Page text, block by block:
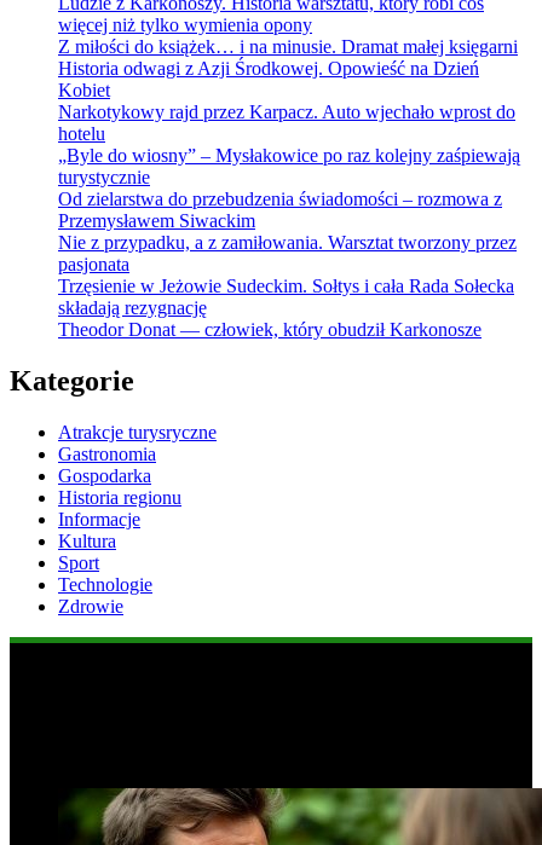
więcej niż tylko wymienia opony
Z miłości do książek… i na minusie. Dramat małej księgarni
Historia odwagi z Azji Środkowej. Opowieść na Dzień
Kobiet
Narkotykowy rajd przez Karpacz. Auto wjechało wprost do
hotelu
„Byle do wiosny” – Mysłakowice po raz kolejny zaśpiewają
turystycznie
Od zielarstwa do przebudzenia świadomości – rozmowa z
Przemysławem Siwackim
Nie z przypadku, a z zamiłowania. Warsztat tworzony przez
pasjonata
Trzęsienie w Jeżowie Sudeckim. Sołtys i cała Rada Sołecka
składają rezygnację
Theodor Donat — człowiek, który obudził Karkonosze
Kategorie
Atrakcje turysryczne
Gastronomia
Gospodarka
Historia regionu
Informacje
Kultura
Sport
Technologie
Zdrowie